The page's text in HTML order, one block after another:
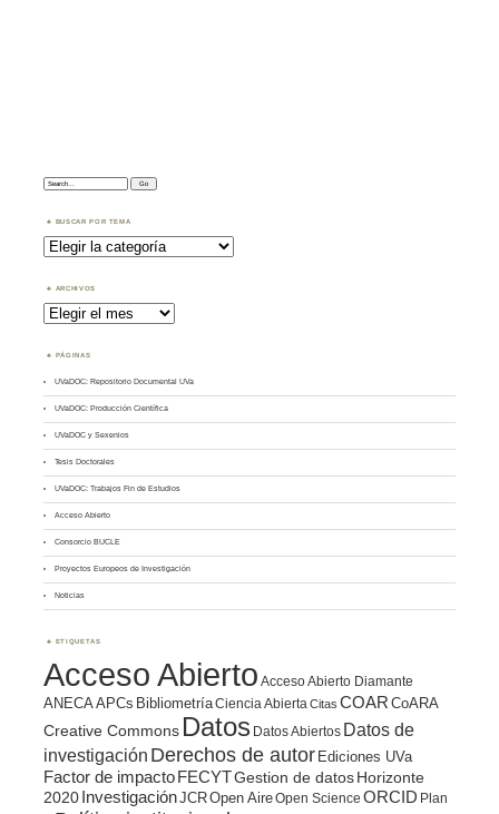
Search:
BUSCAR POR TEMA
Buscar
por
Tema
ARCHIVOS
Archivos
PÁGINAS
UVaDOC: Repositorio Documental UVa
UVaDOC: Producción Científica
UVaDOC y Sexenios
Tesis Doctorales
UVaDOC: Trabajos Fin de Estudios
Acceso Abierto
Consorcio BUCLE
Proyectos Europeos de Investigación
Noticias
ETIQUETAS
Acceso Abierto Acceso Abierto Diamante
ANECAAPCs BibliometríaCiencia Abierta Citas COAR CoARA
Creative Commons Datos Datos Abiertos Datos de
investigación Derechos de autor Ediciones UVa
Factor de impacto FECYTGestion de datosHorizonte
2020 InvestigaciónJCROpen AireOpen Science ORCID Plan